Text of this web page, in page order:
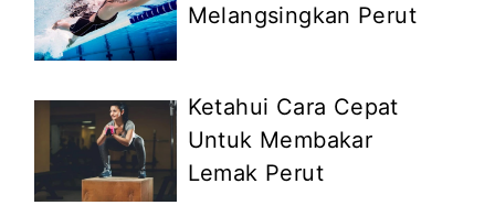
Melangsingkan Perut
Ketahui Cara Cepat
Untuk Membakar
Lemak Perut